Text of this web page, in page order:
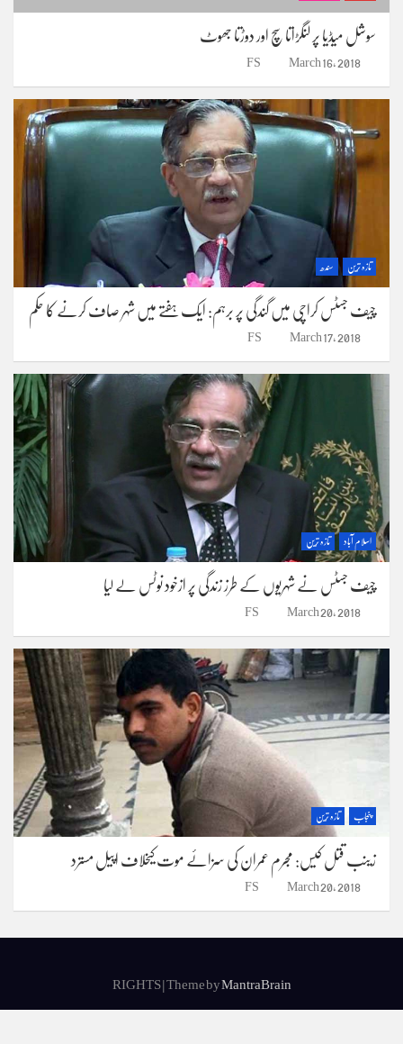
سوشل میڈیا پر لنگڑاتا سچ اور دوڑتا جھوٹ
March 16, 2018
FS
تازہ ترین سندھ
چیف جسٹس کراچی میں گندگی پر برہم: ایک ہفتے میں شہر صاف کرنے کا حکم
March 17, 2018
FS
اسلام آباد تازہ ترین
چیف جسٹس نے شہریوں کے طرز زندگی پر ازخود نوٹس لے لیا
March 20, 2018
FS
پنجاب تازہ ترین
زینب قتل کیس: مجرم عمران کی سزائے موت کیخلاف اپیل مسترد
March 20, 2018
FS
RIGHTS | Theme byMantraBrain